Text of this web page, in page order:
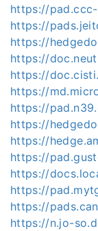
https://
https://
https://
https://
https://
https://
https://
https://
https://
https://
https://
https://
https://
https://n.jo-